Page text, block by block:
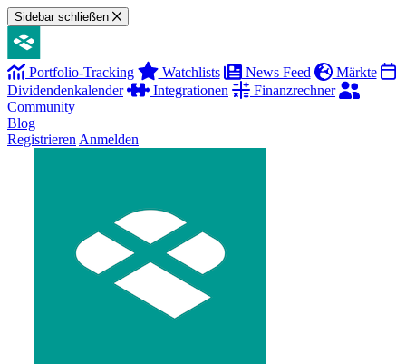
Sidebar schließen
Portfolio-Tracking Watchlists News Feed
Märkte
Dividendenkalender
Integrationen
Finanzrechner
Community
Blog
Registrieren Anmelden